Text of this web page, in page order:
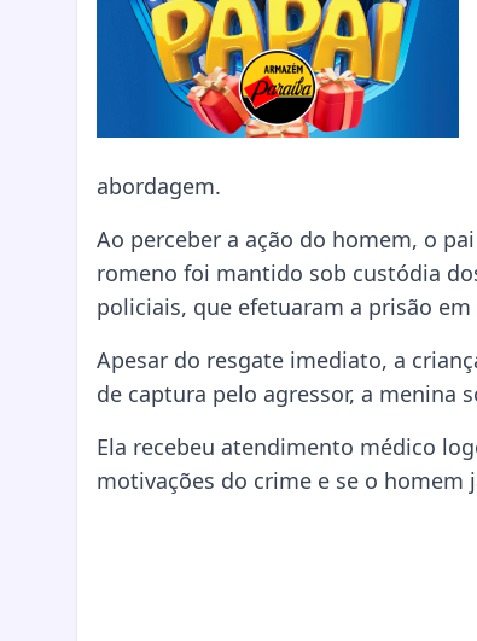
abordagem.
Ao perceber a ação do homem, o
romeno foi mantido sob custódia
policiais, que efetuaram a prisão
Apesar do resgate imediato, a
de captura pelo agressor, a menina
Ela recebeu atendimento médico
motivações do crime e se o homem